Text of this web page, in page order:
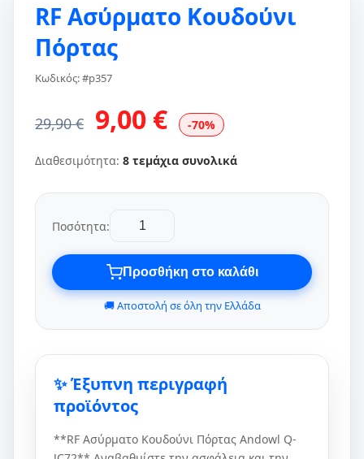
RF Ασύρματο Κουδούνι
Πόρτας
Κωδικός: #p357
29,90 € 9,00 € -70%
Διαθεσιμότητα: 8 τεμάχια συνολικά
Ποσότητα:
Προσθήκη στο καλάθι
🚚 Αποστολή σε όλη την Ελλάδα
✨ Έξυπνη περιγραφή
προϊόντος
**RF Ασύρματο Κουδούνι Πόρτας Andowl Q-